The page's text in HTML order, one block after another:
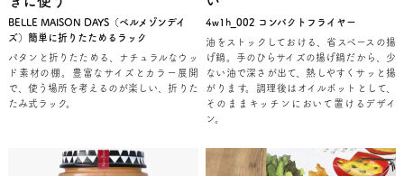
BELLE MAISON DAYS（ベルメゾンデイ
ズ）簡単に折りたためるラック
パタンと折りたためる、ナチュラルなウッ
ド素材の棚。豊富なサイズとカラー展開
で、使う場所を考えるのが楽しい、折りた
たみ式ラック。
4w1h_002 コンパクトフライヤー
油をストックしておける、省スペースの揚
げ鍋。手のひらサイズの揚げ鍋だから、少
ない油で深さが出て、熱しやすくサッと揚
がります。調理後はオイルポットとして、
そのままキッチンにおいて置けるデザイ
ン。